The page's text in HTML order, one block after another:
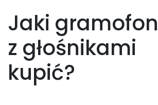
Jaki gramofon
z głośnikami
kupić?